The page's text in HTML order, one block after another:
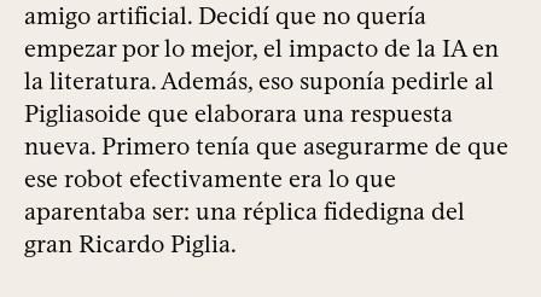
amigo artificial. Decidí que no quería
empezar por lo mejor, el impacto de la IA en
la literatura. Además, eso suponía pedirle al
Pigliasoide que elaborara una respuesta
nueva. Primero tenía que asegurarme de que
ese robot efectivamente era lo que
aparentaba ser: una réplica fidedigna del
gran Ricardo Piglia.